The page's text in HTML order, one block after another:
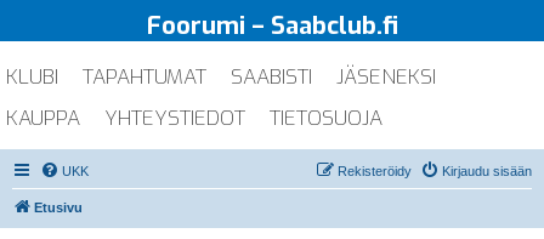
Foorumi – Saabclub.fi
KLUBI TAPAHTUMAT SAABISTI
JÄSENEKSI
KAUPPA
YHTEYSTIEDOT TIETOSUOJA
UKK Kirjaudu sisään
Rekisteröidy
Etusivu